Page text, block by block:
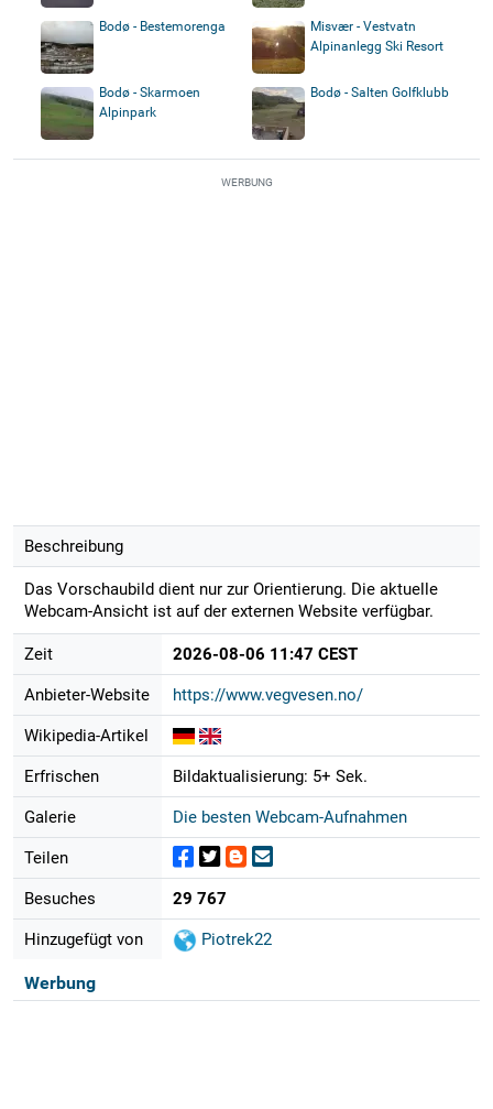
Bodø - Bestemorenga
Misvær - Vestvatn
Alpinanlegg Ski Resort
Bodø - Skarmoen
Alpinpark
Bodø - Salten Golfklubb
WERBUNG
Beschreibung
Das Vorschaubild dient nur zur Orientierung. Die aktuelle
Webcam-Ansicht ist auf der externen Website verfügbar.
Zeit 2026-08-06 11:47 CEST
Anbieter-Website https://www.vegvesen.no/
Wikipedia-Artikel
Erfrischen Bildaktualisierung: 5+ Sek.
Galerie Die besten Webcam-Aufnahmen
Teilen
Besuches 29 767
Hinzugefügt von Piotrek22
Werbung